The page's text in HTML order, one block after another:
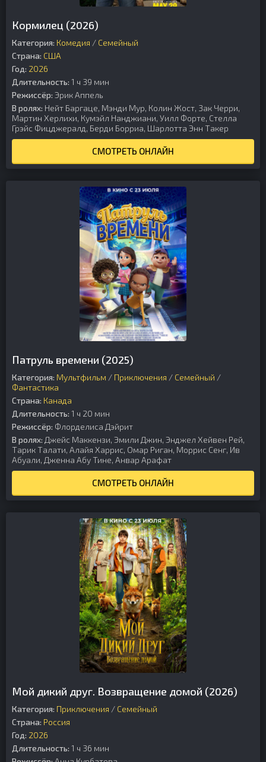
Кормилец (2026)
Категория: Комедия / Семейный
Страна: США
Год: 2026
Длительность: 1 ч 39 мин
Режиссёр: Эрик Аппель
В ролях: Нейт Баргаце, Мэнди Мур, Колин Жост, Зак Черри,
Мартин Херлихи, Кумэйл Нанджиани, Уилл Форте, Стелла
Грэйс Фицджералд, Берди Борриа, Шарлотта Энн Такер
СМОТРЕТЬ ОНЛАЙН
Патруль времени (2025)
Категория: Мультфильм / Приключения / Семейный /
Фантастика
Страна: Канада
Длительность: 1 ч 20 мин
Режиссёр: Флорделиса Дэйрит
В ролях: Джейс Маккензи, Эмили Джин, Энджел Хейвен Рей,
Тарик Талати, Алайя Харрис, Омар Риган, Моррис Сенг, Ив
Абуали, Дженна Абу Тине, Анвар Арафат
СМОТРЕТЬ ОНЛАЙН
Мой дикий друг. Возвращение домой (2026)
Категория: Приключения / Семейный
Страна: Россия
Год: 2026
Длительность: 1 ч 36 мин